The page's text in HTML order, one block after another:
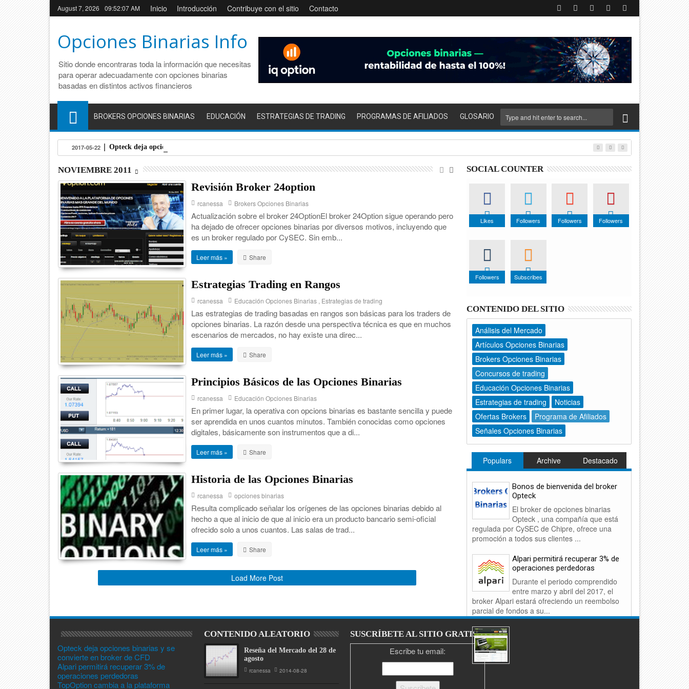
August 7, 2026 09:52:07 AM Inicio Introducción Contribuye con el sitio Contacto
Opciones Binarias Info
Sitio donde encontraras toda la información que necesitas
para operar adecuadamente con opciones binarias
basadas en distintos activos financieros
BROKERS OPCIONES BINARIAS EDUCACIÓN ESTRATEGIAS DE TRADING PROGRAMAS DE AFILIADOS GLOSARIO
Opteck deja opciones binarias y se convierte en broker de CFD
2017-05-22
NOVIEMBRE 2011
Revisión Broker 24option
rcanessa Brokers Opciones Binarias
Actualización sobre el broker 24OptionEl broker 24Option sigue operando pero
ha dejado de ofrecer opciones binarias por diversos motivos, incluyendo que
es un broker regulado por CySEC. Sin emb...
Leer más »
Estrategias Trading en Rangos
rcanessa Educación Opciones Binarias , Estrategias de trading
Las estrategias de trading basadas en rangos son básicas para los traders de
opciones binarias. La razón desde una perspectiva técnica es que en muchos
escenarios de mercados, no hay existe una direc...
Leer más »
Principios Básicos de las Opciones Binarias
rcanessa Educación Opciones Binarias
En primer lugar, la operativa con opcions binarias es bastante sencilla y puede
ser aprendida en unos cuantos minutos. También conocidas como opciones
digitales, básicamente son instrumentos que a di...
Leer más »
Historia de las Opciones Binarias
rcanessa opciones binarias
Resulta complicado señalar los orígenes de las opciones binarias debido al
hecho a que al inicio de que al inicio era un producto bancario semi-oficial
ofrecido solo a unos cuantos. Las salas de trad...
Leer más »
Load More Post
SOCIAL COUNTER
Likes Followers Followers Followers
Followers Subscribes
CONTENIDO DEL SITIO
Análisis del Mercado
Artículos Opciones Binarias
Brokers Opciones Binarias
Concursos de trading
Educación Opciones Binarias
Estrategias de trading
Noticias
Ofertas Brokers
Programa de Afiliados
Señales Opciones Binarias
Populars Archive Destacado
Bonos de bienvenida del broker
Opteck
El broker de opciones binarias
Opteck , una compañía que está
regulada por CySEC de Chipre, ofrece una
promoción a todos sus clientes ...
Alpari permitirá recuperar 3% de
operaciones perdedoras
Durante el periodo comprendido
entre marzo y abril del 2017, el
broker Alpari estará ofreciendo un reembolso
parcial de fondos a su...
Opteck deja opciones binarias y se
convierte en broker de CFD
Alpari permitirá recuperar 3% de
operaciones perdedoras
TopOption cambia a la plataforma
CONTENIDO ALEATORIO
Reseña del Mercado del 28 de
agosto
rcanessa 2014-08-28
SUSCRÍBETE AL SITIO GRATIS
Escribe tu email: